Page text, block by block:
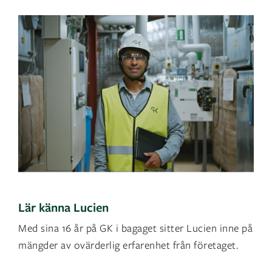
Lär känna Lucien
Med sina 16 år på GK i bagaget sitter Lucien inne på
mängder av ovärderlig erfarenhet från företaget.